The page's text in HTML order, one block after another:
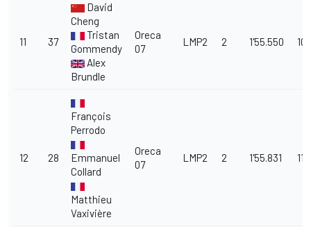
11 37
David
Cheng
Tristan
Gommendy
Alex
Brundle
Oreca
07
LMP2 2 1'55.550
12 28
François
Perrodo
Emmanuel
Collard
Matthieu
Vaxivière
Oreca
07
LMP2 2 1'55.831